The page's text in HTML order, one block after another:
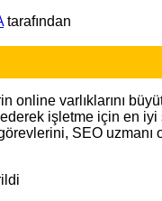
tarafından
online varlıklarını
işletme için en
SEO uzmanı